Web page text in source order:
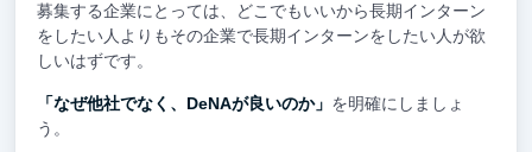
募集する企業にとっては、どこでもいいから長期インターン
をしたい人よりもその企業で長期インターンをしたい人が欲
しいはずです。
「なぜ他社でなく、DeNAが良いのか」 を明確にしましょ
う。